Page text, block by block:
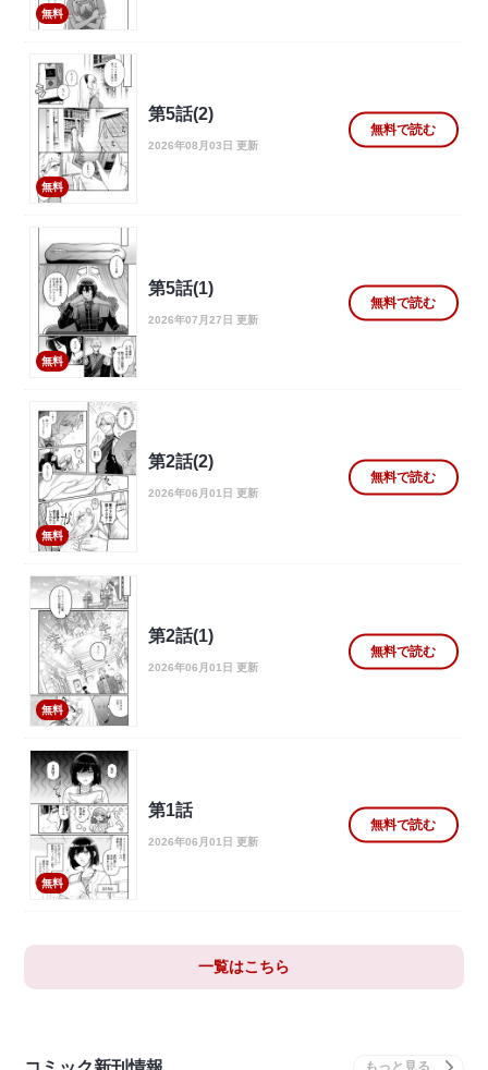
無料
無料
第5話(2)
2026年08月03日 更新
無料で読む
無料
第5話(1)
2026年07月27日 更新
無料で読む
無料
第2話(2)
2026年06月01日 更新
無料で読む
無料
第2話(1)
2026年06月01日 更新
無料で読む
無料
第1話
2026年06月01日 更新
無料で読む
一覧はこちら